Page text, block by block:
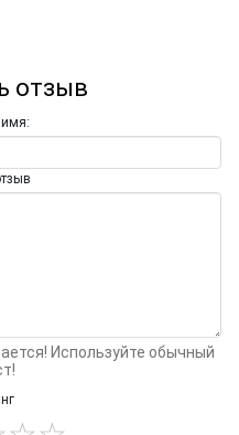
отзыв
Используйте обычный